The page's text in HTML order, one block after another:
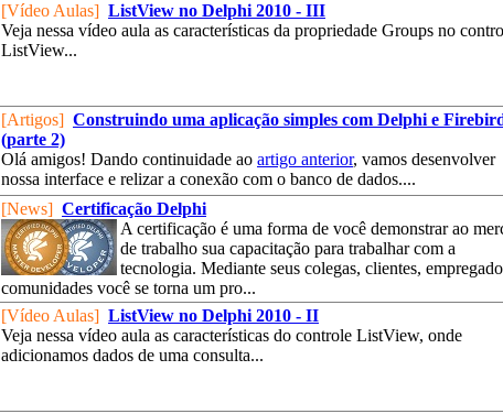
[Vídeo Aulas] ListView no Delphi 2010 - III
Veja nessa vídeo aula as características da propriedade Groups no
ListView...
[Artigos] Construindo uma aplicação simples com Delphi e
(parte 2)
Olá amigos! Dando continuidade ao artigo anterior, vamos desenvolver
nossa interface e relizar a conexão com o banco de dados....
[News] Certificação Delphi
A certificação é uma forma de você demonstrar ao
de trabalho sua capacitação para trabalhar com a
tecnologia. Mediante seus colegas, clientes,
comunidades você se torna um pro...
[Vídeo Aulas] ListView no Delphi 2010 - II
Veja nessa vídeo aula as características do controle ListView, onde
adicionamos dados de uma consulta...